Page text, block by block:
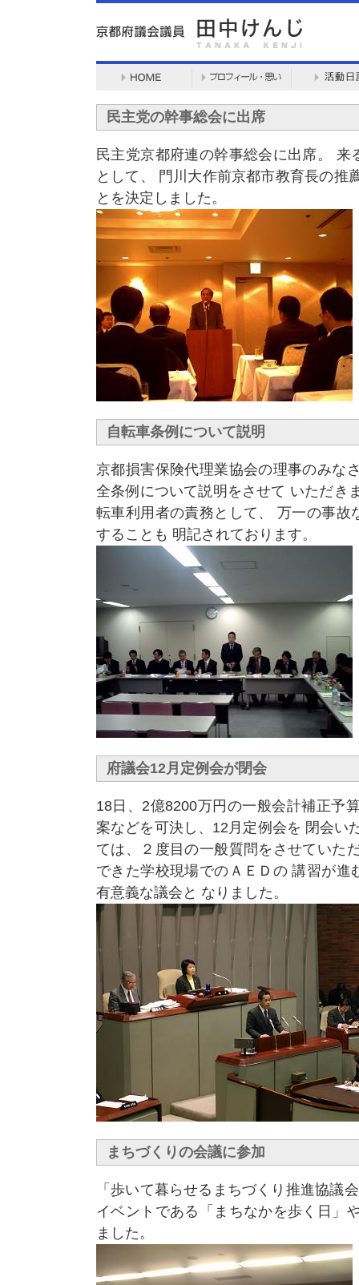
民主党の幹事総会に出席
民主党京都府連の幹事総会に出席。 来
として、 門川大作前京都市教育長の推
とを決定しました。
自転車条例について説明
京都損害保険代理業協会の理事のみな
全条例について説明をさせて いただき
転車利用者の責務として、 万一の事故
することも 明記されております。
府議会12月定例会が閉会
18日、2億8200万円の一般会計補正予
案などを可決し、12月定例会を 閉会い
ては、２度目の一般質問をさせていた
できた学校現場でのＡＥＤの 講習が進
有意義な議会と なりました。
まちづくりの会議に参加
「歩いて暮らせるまちづくり推進協議
イベントである「まちなかを歩く日」
ました。